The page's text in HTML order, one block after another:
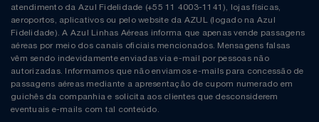
atendimento da Azul Fidelidade (+55 11 4003-1141), lojas físicas,
aeroportos, aplicativos ou pelo website da AZUL (logado na Azul
Fidelidade). A Azul Linhas Aéreas informa que apenas vende passagens
aéreas por meio dos canais oficiais mencionados. Mensagens falsas
vêm sendo indevidamente enviadas via e-mail por pessoas não
autorizadas. Informamos que não enviamos e-mails para concessão de
passagens aéreas mediante a apresentação de cupom numerado em
guichês da companhia e solicita aos clientes que desconsiderem
eventuais e-mails com tal conteúdo.